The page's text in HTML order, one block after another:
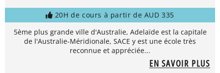
20H de cours à partir de AUD 335
5ème plus grande ville d'Australie, Adelaïde est la capitale
de l'Australie-Méridionale, SACE y est une école très
reconnue et appréciée...
EN SAVOIR PLUS